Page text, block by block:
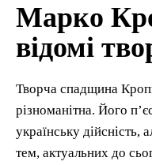
Марко
відомі
Творча спадщина
різноманітна. Його
українську дійсність,
тем, актуальних до